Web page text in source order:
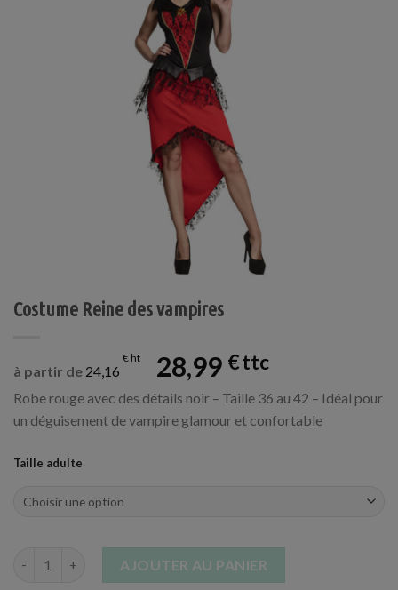
Costume Reine des vampires
à partir de 24,16
€ 28,99 €
Robe rouge avec des détails noir – Taille 36 au 42 – Idéal pour
un déguisement de vampire glamour et confortable
Taille adulte
AJOUTER AU PANIER